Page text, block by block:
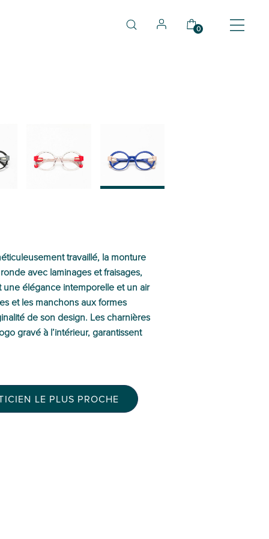
0
travaillé, la monture
avec laminages et fraisages,
élégance intemporelle et un air
et les manchons aux formes
de son design. Les charnières
gravé à l’intérieur, garantissent
LE PLUS PROCHE